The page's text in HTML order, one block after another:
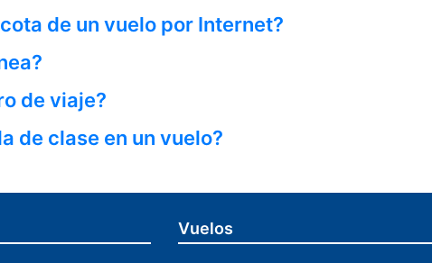
de un vuelo por Internet?
de viaje?
de clase en un vuelo?
Vuelos